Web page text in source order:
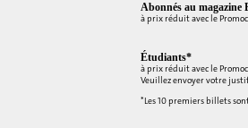
Abonnés au magazine
à prix réduit avec le
Étudiants*
à prix réduit avec le
Veuillez envoyer votre
*Les 10 premiers billets